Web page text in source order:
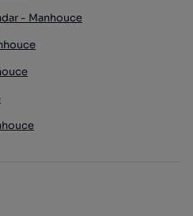
- Manhouce